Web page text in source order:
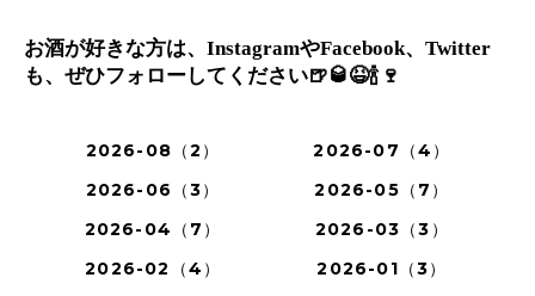
お酒が好きな方は、InstagramやFacebook、Twitter
も、ぜひフォローしてください🍺🥃😆🍾🍷
2026-08（2）
2026-07（4）
2026-06（3）
2026-05（7）
2026-04（7）
2026-03（3）
2026-02（4）
2026-01（3）